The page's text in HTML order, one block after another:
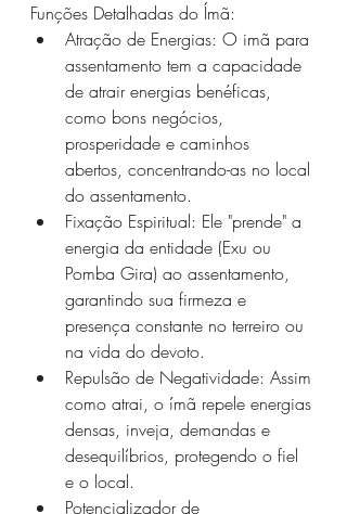
Funções Detalhadas do Ímã:
Atração de Energias: O imã para
assentamento tem a capacidade
de atrair energias benéficas,
como bons negócios,
prosperidade e caminhos
abertos, concentrando-as no local
do assentamento.
Fixação Espiritual: Ele "prende" a
energia da entidade (Exu ou
Pomba Gira) ao assentamento,
garantindo sua firmeza e
presença constante no terreiro ou
na vida do devoto.
Repulsão de Negatividade: Assim
como atrai, o ímã repele energias
densas, inveja, demandas e
desequilíbrios, protegendo o fiel
e o local.
Potencializador de